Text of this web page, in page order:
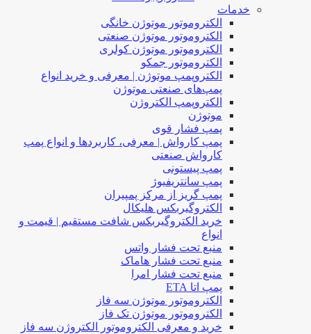
خدمات
الکتروموتور موتوژن خانگی
الکتروموتور موتوژن صنعتی
الکتروموتور موتوژن کولری
الکتروموتور جمکو
الکتروپمپ موتوژن | معرفی و خرید انواع
پمپ‌های صنعتی موتوژن
الکتروپمپ الکتروژن
موتوژن
پمپ فشار قوی
پمپ کارواش | معرفی، کاربردها و انواع پمپ
کارواش صنعتی
پمپ پیستونی
پمپ سانتریفیوژ
پمپ گریز از مرکز پمپیران
الکتروگیربکس هلیکال
خرید الکتروگیربکس شافت مستقیم | قیمت و
انواع
منبع تحت فشار واتس
منبع تحت فشار هاماک
منبع تحت فشار امرا
پمپ اتا ETA
الکتروموتور موتوژن سه فاز
الکتروموتور موتوژن تک فاز
خرید و معرفی الکتروموتور الکتروژن سه فاز